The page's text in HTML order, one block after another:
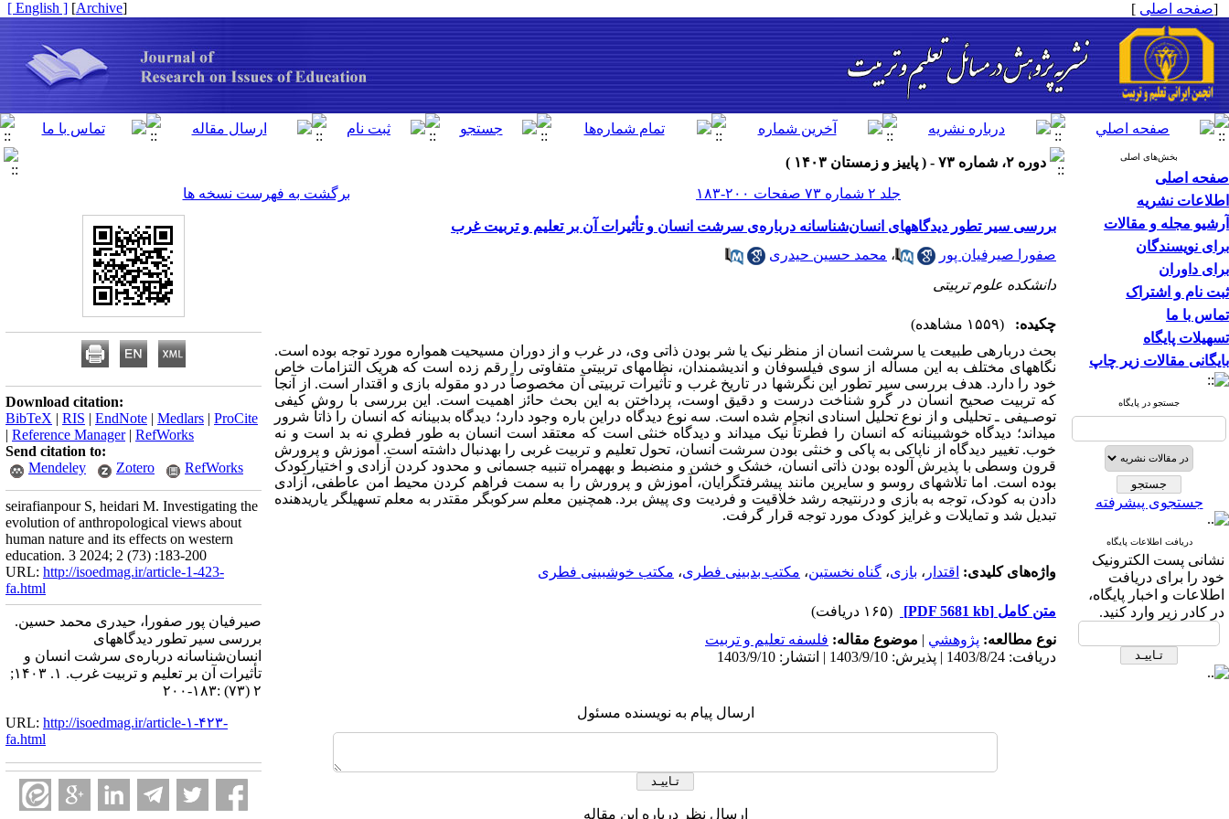
[صفحه اصلی ]
[
Archive
]
[ English ]
بخش‌های اصلی
صفحه اصلی
اطلاعات نشریه
آرشیو مجله و مقالات
برای نویسندگان
برای داوران
ثبت نام و اشتراک
تماس با ما
تسهیلات پایگاه
بایگانی مقالات زیر چاپ
جستجو در پایگاه
جستجوی پیشرفته
دریافت اطلاعات پایگاه
نشانی پست الکترونیک
خود را برای دریافت
اطلاعات و اخبار پایگاه،
در کادر زیر وارد کنید.
دوره ۲، شماره ۷۳ - ( پاییز و زمستان ۱۴۰۳ )
جلد ۲ شماره ۷۳ صفحات ۲۰۰-۱۸۳
برگشت به فهرست نسخه ها
بررسی سیر تطور دیدگاههای انسان‌شناسانه درباره‌ی سرشت انسان و تأثیرات آن بر تعلیم و تربیت غرب
صفورا صیرفیان پور
، محمد حسین حیدری
دانشکده علوم تربیتی
چکیده: (۱۵۵۹ مشاهده)
بحث درباره­ی طبیعت یا سرشت انسان از منظر نیک یا شر بودن ذاتی وی، در غرب و از دوران مسیحیت همواره مورد توجه بوده است.
نگاههای مختلف به این مسأله از سوی فیلسوفان و اندیشمندان، نظام­های تربیتی متفاوتی را رقم زده است که هریک التزامات خاص
خود را دارد. هدف بررسی سیر تطور این نگرشها در تاریخ غرب و تأثیرات تربیتی آن مخصوصاً در دو مقوله بازی و اقتدار است. از آنجا
که تربیت صحیح انسان در گرو شناخت درست و دقیق اوست، پرداختن به این بحث حاﺋز اهمیت است. این بررسی با روش کیفی
توصـیفی ـ تحلیلی و از نوع تحلیل اسنادی انجام شده است. سه نوع دیدگاه دراین باره وجود دارد؛ دیدگاه بد­بینانه که انسان را ذاتاً شرور
می­داند؛ دیدگاه خوش­بینانه که انسان را فطرتاً نیک‌ می­داند و دیدگاه خنثی است که معتقد است انسان به طور فطری نه بد است و نه
خوب.تغییر دیدگاه از ناپاکی به پاکی و خنثی بودن سرشت انسان، تحول تعلیم و تربیت غربی را به­دنبال داشته است. آموزش و پرورش
قرون وسطی با پذیرش آلوده بودن ذاتی انسان، خشک و خشن و منضبط و به­همراه تنبیه جسمانی و محدود کردن آزادی و اختیارکودک
بوده است. اما تلاشهای روسو و سایرین مانند پیشرفت­­گرایان، آموزش و پرورش را به سمت فراهم کردن محیط امن عاطفی،
آزادی
دادن به کودک، توجه به بازی و درنتیجه رشد خلاقیت و فردیت وی پیش برد. همچنین معلم سرکوبگر مقتدر به معلم تسهیل­گر یاری­دهنده
تبدیل شد و تمایلات و غرایز کودک مورد توجه قرار گرفت.
واژه‌های کلیدی: اقتدار ، بازی، گناه نخستین، مکتب بدبینی فطری، مکتب خوشبینی فطری
متن کامل [PDF 5681 kb]
(۱۶۵ دریافت)
نوع مطالعه: پژوهشي | موضوع مقاله: فلسفه تعلیم و تربیت
دریافت: 1403/8/24 | پذیرش: 1403/9/10 | انتشار: 1403/9/10
ارسال پیام به نویسنده مسئول
ارسال نظر درباره این مقاله
Download citation:
BibTeX | RIS | EndNote | Medlars | ProCite
| Reference Manager| RefWorks
Send citation to:
Mendeley
Zotero RefWorks
seirafianpour S, heidari M. Investigating the
evolution of anthropological views about
human nature and its effects on western
education. 3 2024; 2 (73) :183-200
URL: http://isoedmag.ir/article-1-423-
fa.html
صیرفیان پور صفورا، حیدری محمد حسین.
بررسی سیر تطور دیدگاههای
انسان‌شناسانه درباره‌ی سرشت انسان و
تأثیرات آن بر تعلیم و تربیت غرب. ۱. ۱۴۰۳;
۲ (۷۳) :۱۸۳-۲۰۰
URL: http://isoedmag.ir/article-۱-۴۲۳-
fa.html